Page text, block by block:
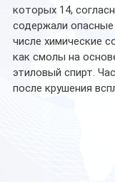
которых 14,
содержали
числе химические
как смолы на
этиловый спирт.
после крушения